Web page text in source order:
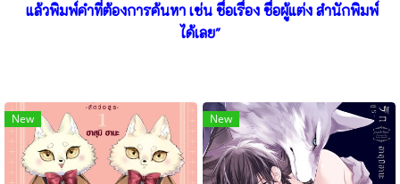
แล้วพิมพ์คำที่ต้องการค้นหา เช่น ชื่อเรื่อง ชื่อผู้แต่ง สำนักพิมพ์
ได้เลย"
New New